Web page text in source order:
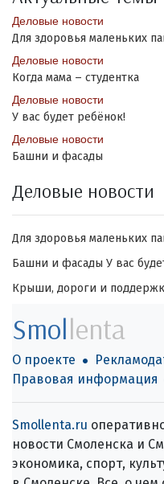
Деловые новости
Для здоровья маленьких
Деловые новости
Когда мама – студентка
Деловые новости
У вас будет ребёнок!
Деловые новости
Башни и фасады
Деловые новости
Для здоровья маленьких
Башни и фасады У вас
Крыши, дороги и
Smollenta
О проекте
Правовая информация
Smollenta.ru
новости Смоленска и
экономика, спорт,